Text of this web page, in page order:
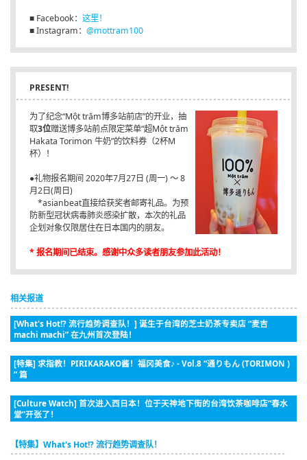
■ Facebook： 这里！
■ Instagram： @mottram100
PRESENT!
为了纪念“Một trăm博多站前店”的开业，抽
取3位赠送博多站前点限定菜单“超Một trăm
Hakata Torimon 牛奶”的饮料券（2杯M
杯）！
●礼物报名期间 2020年7月27日 (周一) ～ 8
月2日(周日)
*asianbeat直接给获奖者邮寄礼品。为预
防新型冠状病毒肺炎感染扩散，本次的礼品
企划对象仅限居住在日本国内的朋友。
* 报名期间已结束。感谢中众多读者朋友参加此活动！
相关报道
[What's Hot!? 流行趋势调查队！] 诞生于台湾的芝士奶茶专卖店 “麦吉
machi machi” 在九州首次登陆！
[特集] 求指教！PIRIKARAKO酱！福冈美食♪ - Vol.8 “通りもん (TORIMON )
” 篇
[Culture Watch] 首次进入西日本！位于天神地下街的台湾饮茶咖啡店“春水
堂”开张了！
【特集】What's Hot!? 流行趋势调查队！